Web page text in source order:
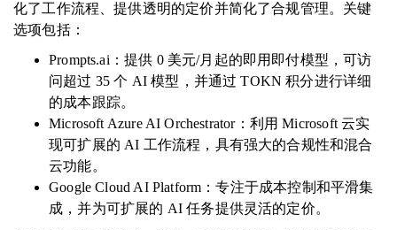
化了工作流程、提供透明的定价并简化了合规管理。关键
选项包括：
Prompts.ai：提供 0 美元/月起的即用即付模型，可访
问超过 35 个 AI 模型，并通过 TOKN 积分进行详细
的成本跟踪。
Microsoft Azure AI Orchestrator：利用 Microsoft 云实
现可扩展的 AI 工作流程，具有强大的合规性和混合
云功能。
Google Cloud AI Platform：专注于成本控制和平滑集
成，并为可扩展的 AI 任务提供灵活的定价。